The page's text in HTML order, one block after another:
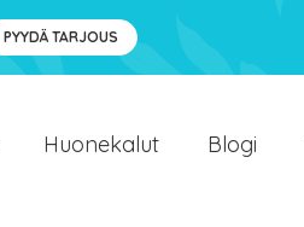
PYYDÄ TARJOUS
Huonekalut Blogi